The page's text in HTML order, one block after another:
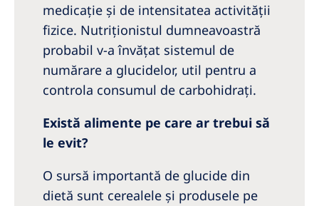
medicație şi de intensitatea activității
fizice. Nutriţionistul dumneavoastră
probabil v-a învăţat sistemul de
numărare a glucidelor, util pentru a
controla consumul de carbohidraţi.
Există alimente pe care ar trebui să
le evit?
O sursă importantă de glucide din
dietă sunt cerealele şi produsele pe